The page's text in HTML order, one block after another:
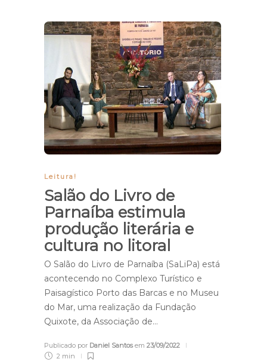
Leitura!
Salão do Livro de
Parnaíba estimula
produção literária e
cultura no litoral
O Salão do Livro de Parnaíba (SaLiPa) está
acontecendo no Complexo Turístico e
Paisagístico Porto das Barcas e no Museu
do Mar, uma realização da Fundação
Quixote, da Associação de…
Publicado por Daniel Santosem 23/09/2022
2 min